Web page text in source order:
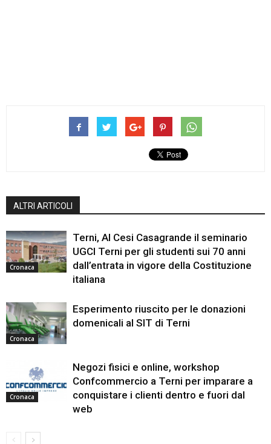
ALTRI ARTICOLI
Cronaca
Terni, Al Cesi Casagrande il seminario
UGCI Terni per gli studenti sui 70 anni
dall’entrata in vigore della Costituzione
italiana
Cronaca
Esperimento riuscito per le donazioni
domenicali al SIT di Terni
Cronaca
Negozi fisici e online, workshop
Confcommercio a Terni per imparare a
conquistare i clienti dentro e fuori dal
web